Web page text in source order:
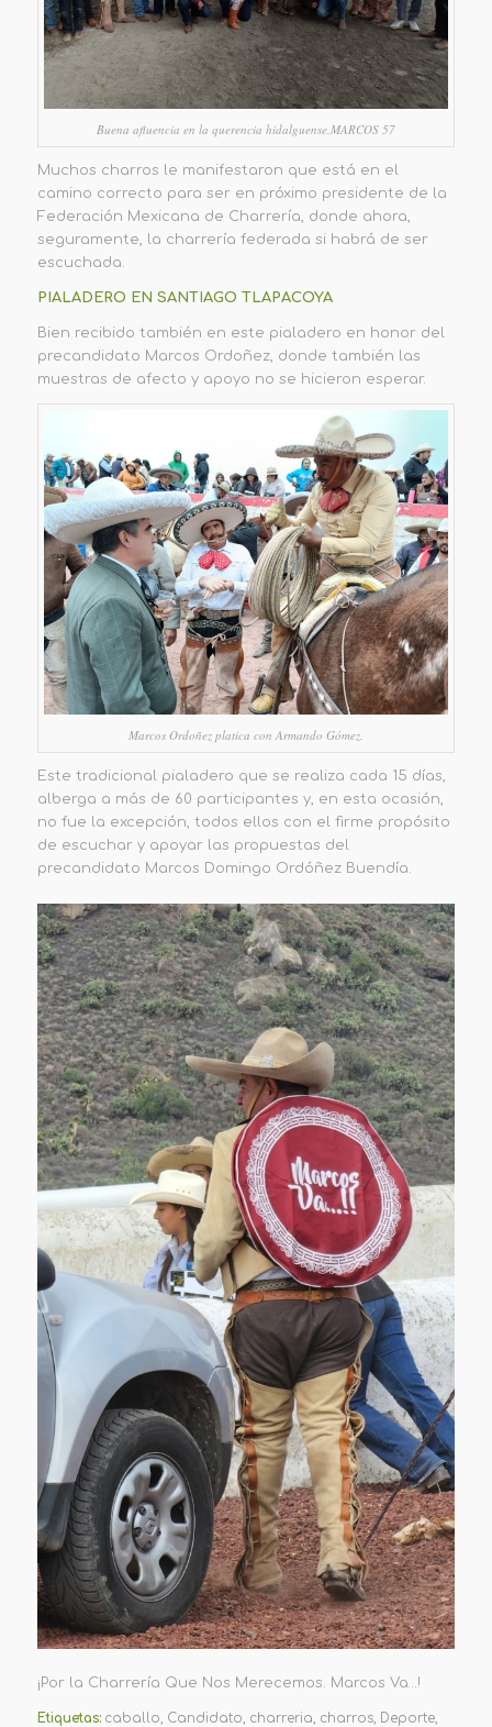
Buena afluencia en la querencia hidalguense.MARCOS 57
Muchos charros le manifestaron que está en el
camino correcto para ser en próximo presidente de la
Federación Mexicana de Charrería, donde ahora,
seguramente, la charrería federada si habrá de ser
escuchada.
PIALADERO EN SANTIAGO TLAPACOYA
Bien recibido también en este pialadero en honor del
precandidato Marcos Ordoñez, donde también las
muestras de afecto y apoyo no se hicieron esperar.
Marcos Ordoñez platica con Armando Gómez.
Este tradicional pialadero que se realiza cada 15 días,
alberga a más de 60 participantes y, en esta ocasión,
no fue la excepción, todos ellos con el firme propósito
de escuchar y apoyar las propuestas del
precandidato Marcos Domingo Ordóñez Buendía.
¡Por la Charrería Que Nos Merecemos. Marcos Va…!
Etiquetas: caballo, Candidato, charreria, charros, Deporte,